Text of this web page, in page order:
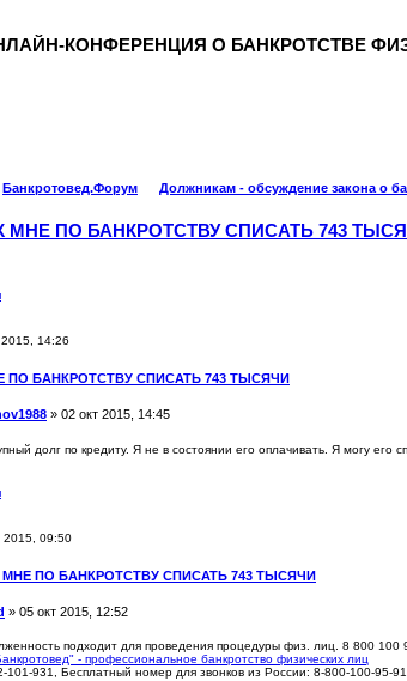
КОНФЕРЕНЦИЯ О БАНКРОТСТВЕ
Банкротовед.Форум Должникам - обсуждение закона о
МНЕ ПО БАНКРОТСТВУ СПИСАТЬ 743
2015, 14:26
ПО БАНКРОТСТВУ СПИСАТЬ 743 ТЫСЯЧИ
» 02 окт 2015, 14:45
долг по кредиту. Я не в состоянии его оплачивать. Я могу его
2015, 09:50
МНЕ ПО БАНКРОТСТВУ СПИСАТЬ 743 ТЫСЯЧИ
» 05 окт 2015, 12:52
подходит для проведения процедуры физ. лиц. 8 800 100
- профессиональное банкротство физических лиц
931, Бесплатный номер для звонков из России: 8-800-100-95-91